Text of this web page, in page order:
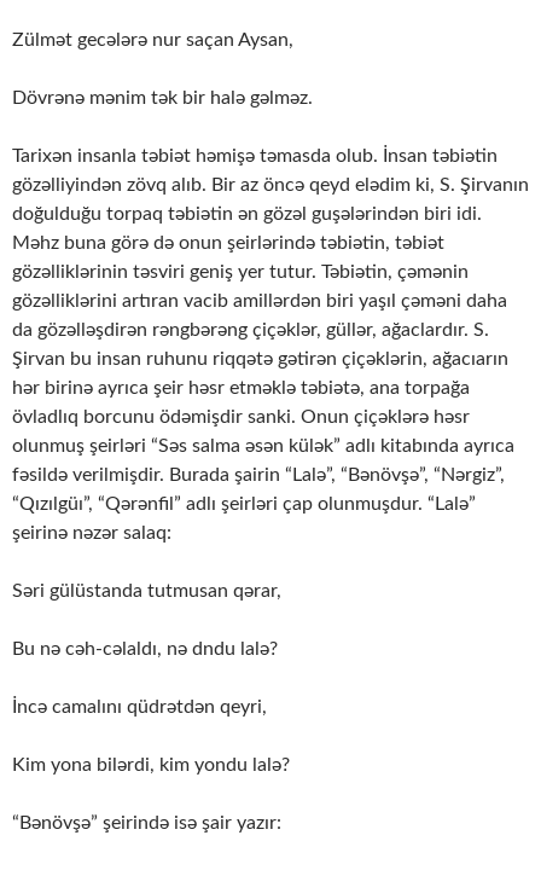
Zülmət gecələrə nur saçan Aysan,
Dövrənə mənim tək bir halə gəlməz.
Tarixən insanla təbiət həmişə təmasda olub. İnsan təbiətin
gözəlliyindən zövq alıb. Bir az öncə qeyd elədim ki, S. Şirvanın
doğulduğu torpaq təbiətin ən gözəl guşələrindən biri idi.
Məhz buna görə də onun şeirlərində təbiətin, təbiət
gözəlliklərinin təsviri geniş yer tutur. Təbiətin, çəmənin
gözəlliklərini artıran vacib amillərdən biri yaşıl çəməni daha
da gözəlləşdirən rəngbərəng çiçəklər, güllər, ağaclardır. S.
Şirvan bu insan ruhunu riqqətə gətirən çiçəklərin, ağacıarın
hər birinə ayrıca şeir həsr etməklə təbiətə, ana torpağa
övladlıq borcunu ödəmişdir sanki. Onun çiçəklərə həsr
olunmuş şeirləri “Səs salma əsən külək” adlı kitabında ayrıca
fəsildə verilmişdir. Burada şairin “Lalə”, “Bənövşə”, “Nərgiz”,
“Qızılgüı”, “Qərənfil” adlı şeirləri çap olunmuşdur. “Lalə”
şeirinə nəzər salaq:
Səri gülüstanda tutmusan qərar,
Bu nə cəh-cəlaldı, nə dndu lalə?
İncə camalını qüdrətdən qeyri,
Kim yona bilərdi, kim yondu lalə?
“Bənövşə” şeirində isə şair yazır: